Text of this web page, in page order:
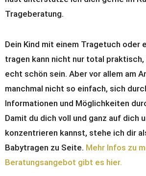
Trageberatung.
Dein Kind mit einem Tragetuch oder
tragen kann nicht nur total praktisch,
echt schön sein. Aber vor allem am
manchmal nicht so einfach, sich
Informationen und Möglichkeiten
Damit du dich voll und ganz auf dich
konzentrieren kannst, stehe ich dir
Babytragen zu Seite. Mehr Infos zu
Beratungsangebot gibt es hier.